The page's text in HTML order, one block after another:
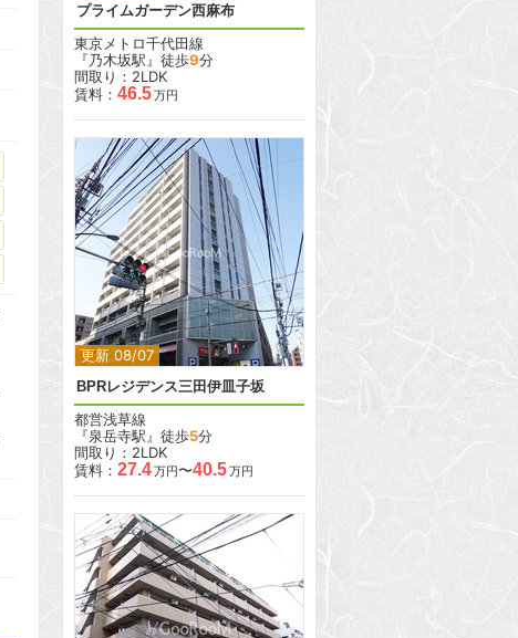
プライムガーデン西麻布
東京メトロ千代田線
『乃木坂駅』徒歩9分
間取り：2LDK
賃料： 46.5万円
更新 08/07
2 2
BPRレジデンス三田伊皿子坂
都営浅草線
『泉岳寺駅』徒歩5分
間取り：2LDK
賃料： 27.4万円〜40.5万円